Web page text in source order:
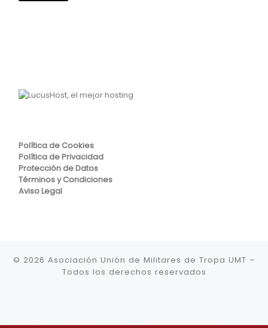
Política de Cookies
Política de Privacidad
Protección de Datos
Términos y Condiciones
Aviso Legal
© 2026 Asociación Unión de Militares de Tropa UMT –
Todos los derechos reservados